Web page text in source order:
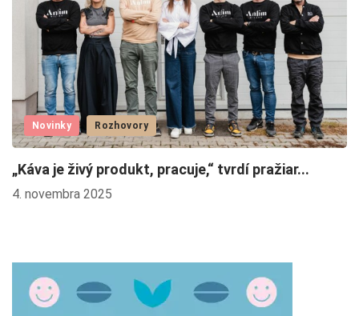
Novinky Rozhovory
„Káva je živý produkt, pracuje,“ tvrdí pražiar...
4. novembra 2025